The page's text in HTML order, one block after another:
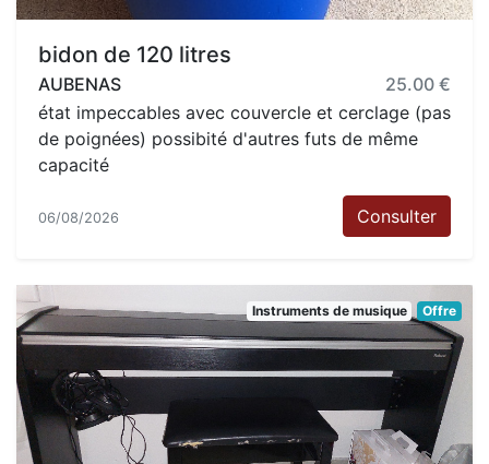
bidon de 120 litres
AUBENAS
25.00 €
état impeccables avec couvercle et cerclage (pas
de poignées) possibité d'autres futs de même
capacité
06/08/2026 Consulter
Instruments de musique Offre